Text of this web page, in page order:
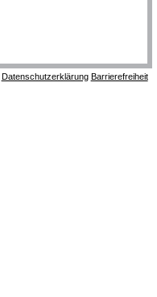
Datenschutzerklärung Barrierefreiheit